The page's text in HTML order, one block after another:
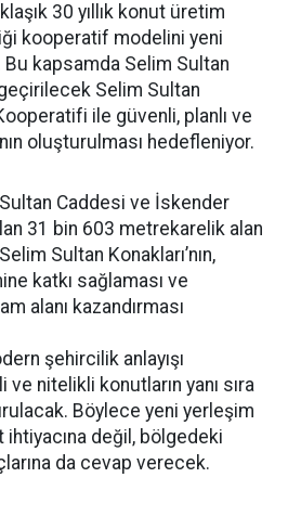
30 yıllık konut üretim
kooperatif modelini yeni
kapsamda Selim Sultan
Selim Sultan
ile güvenli, planlı ve
oluşturulması hedefleniyor.
Caddesi ve İskender
31 bin 603 metrekarelik alan
Sultan Konakları’nın,
katkı sağlaması ve
alanı kazandırması
şehircilik anlayışı
nitelikli konutların yanı sıra
Böylece yeni yerleşim
ihtiyacına değil, bölgedeki
da cevap verecek.